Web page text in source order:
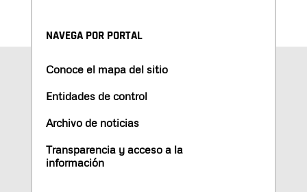
NAVEGA POR PORTAL
Conoce el mapa del sitio
Entidades de control
Archivo de noticias
Transparencia y acceso a la
información